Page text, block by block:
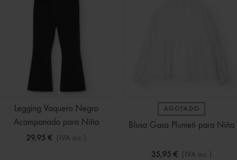
Legging Vaquero Negro
Acampanado para Niña
29,95 € (IVA inc.)
AGOTADO
Blusa Gasa Plumeti para Niña
35,95 € (IVA inc.)